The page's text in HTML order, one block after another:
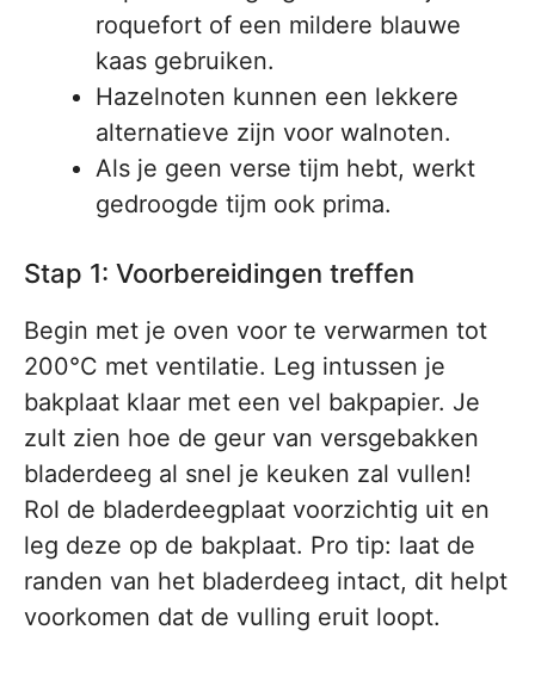
roquefort of een mildere blauwe
kaas gebruiken.
Hazelnoten kunnen een lekkere
alternatieve zijn voor walnoten.
Als je geen verse tijm hebt, werkt
gedroogde tijm ook prima.
Stap 1: Voorbereidingen treffen
Begin met je oven voor te verwarmen tot
200°C met ventilatie. Leg intussen je
bakplaat klaar met een vel bakpapier. Je
zult zien hoe de geur van versgebakken
bladerdeeg al snel je keuken zal vullen!
Rol de bladerdeegplaat voorzichtig uit en
leg deze op de bakplaat. Pro tip: laat de
randen van het bladerdeeg intact, dit helpt
voorkomen dat de vulling eruit loopt.